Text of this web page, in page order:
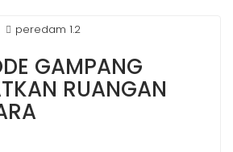
peredam 1.2
GAMPANG
RUANGAN